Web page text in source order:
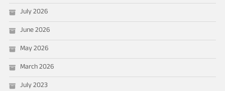
July 2026
June 2026
May 2026
March 2026
July 2023